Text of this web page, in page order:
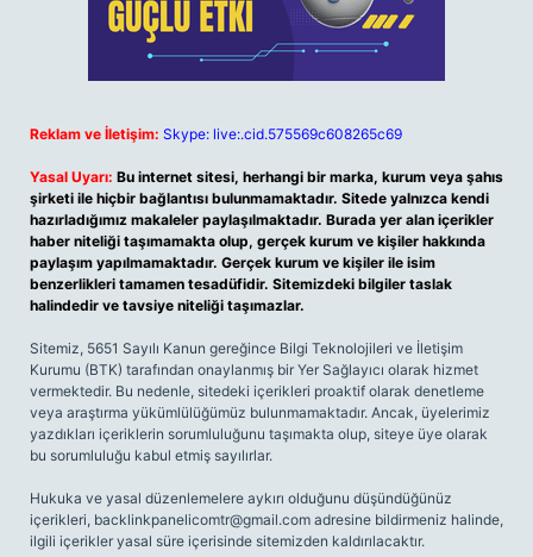
Reklam ve İletişim: Skype: live:.cid.575569c608265c69
Yasal Uyarı: Bu internet sitesi, herhangi bir marka, kurum veya şahıs
şirketi ile hiçbir bağlantısı bulunmamaktadır. Sitede yalnızca kendi
hazırladığımız makaleler paylaşılmaktadır. Burada yer alan içerikler
haber niteliği taşımamakta olup, gerçek kurum ve kişiler hakkında
paylaşım yapılmamaktadır. Gerçek kurum ve kişiler ile isim
benzerlikleri tamamen tesadüfidir. Sitemizdeki bilgiler taslak
halindedir ve tavsiye niteliği taşımazlar.
Sitemiz, 5651 Sayılı Kanun gereğince Bilgi Teknolojileri ve İletişim
Kurumu (BTK) tarafından onaylanmış bir Yer Sağlayıcı olarak hizmet
vermektedir. Bu nedenle, sitedeki içerikleri proaktif olarak denetleme
veya araştırma yükümlülüğümüz bulunmamaktadır. Ancak, üyelerimiz
yazdıkları içeriklerin sorumluluğunu taşımakta olup, siteye üye olarak
bu sorumluluğu kabul etmiş sayılırlar.
Hukuka ve yasal düzenlemelere aykırı olduğunu düşündüğünüz
içerikleri, backlinkpanelicomtr@gmail.com adresine bildirmeniz halinde,
ilgili içerikler yasal süre içerisinde sitemizden kaldırılacaktır.